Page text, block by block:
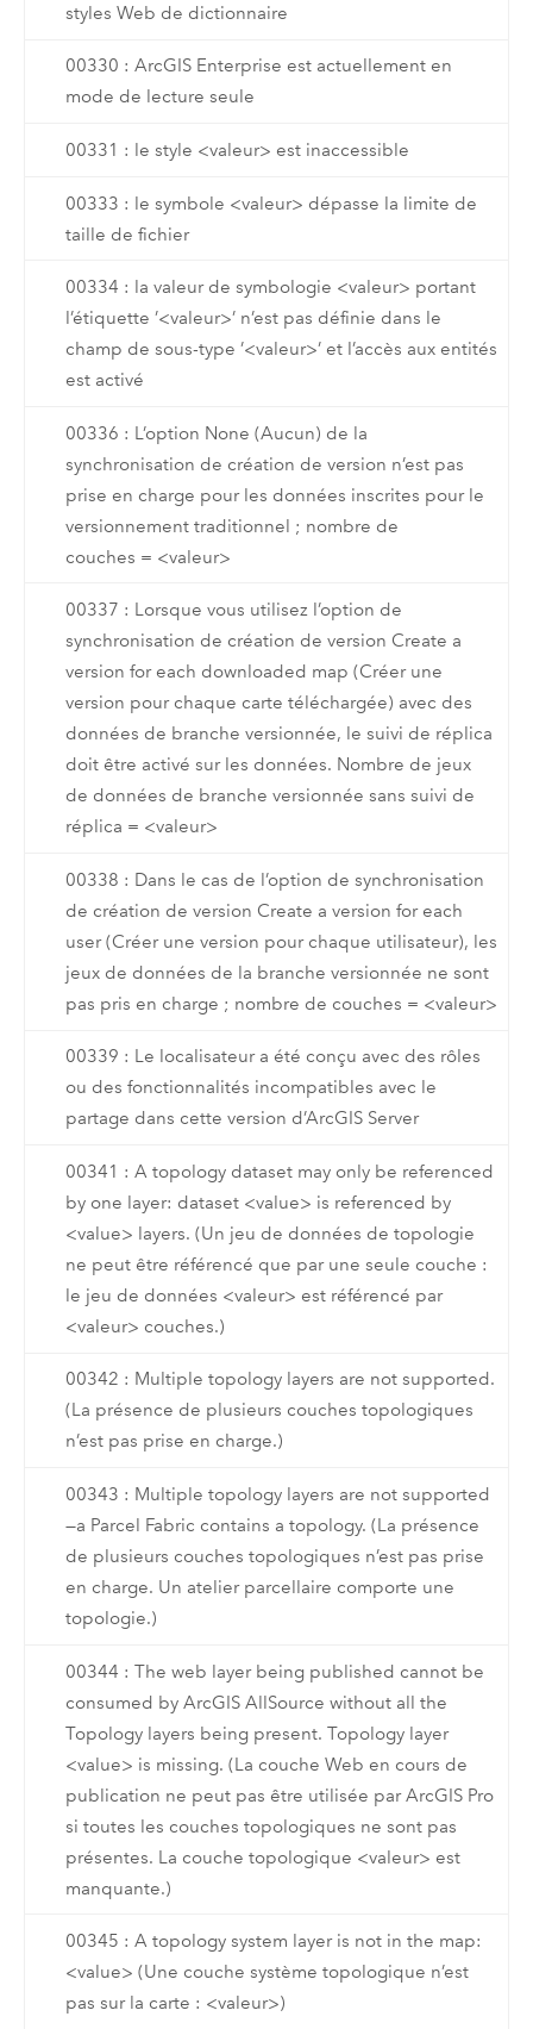
styles Web de dictionnaire
00330 : ArcGIS Enterprise est actuellement en
mode de lecture seule
00331 : le style <valeur> est inaccessible
00333 : le symbole <valeur> dépasse la limite de
taille de fichier
00334 : la valeur de symbologie <valeur> portant
l’étiquette ’<valeur>’ n’est pas définie dans le
champ de sous-type ’<valeur>’ et l’accès aux entités
est activé
00336 : L’option None (Aucun) de la
synchronisation de création de version n’est pas
prise en charge pour les données inscrites pour le
versionnement traditionnel ; nombre de
couches = <valeur>
00337 : Lorsque vous utilisez l’option de
synchronisation de création de version Create a
version for each downloaded map (Créer une
version pour chaque carte téléchargée) avec des
données de branche versionnée, le suivi de réplica
doit être activé sur les données. Nombre de jeux
de données de branche versionnée sans suivi de
réplica = <valeur>
00338 : Dans le cas de l’option de synchronisation
de création de version Create a version for each
user (Créer une version pour chaque utilisateur), les
jeux de données de la branche versionnée ne sont
pas pris en charge ; nombre de couches = <valeur>
00339 : Le localisateur a été conçu avec des rôles
ou des fonctionnalités incompatibles avec le
partage dans cette version d’ArcGIS Server
00341 : A topology dataset may only be referenced
by one layer: dataset <value> is referenced by
<value> layers. (Un jeu de données de topologie
ne peut être référencé que par une seule couche :
le jeu de données <valeur> est référencé par
<valeur> couches.)
00342 : Multiple topology layers are not supported.
(La présence de plusieurs couches topologiques
n’est pas prise en charge.)
00343 : Multiple topology layers are not supported
—a Parcel Fabric contains a topology. (La présence
de plusieurs couches topologiques n’est pas prise
en charge. Un atelier parcellaire comporte une
topologie.)
00344 : The web layer being published cannot be
consumed by ArcGIS AllSource without all the
Topology layers being present. Topology layer
<value> is missing. (La couche Web en cours de
publication ne peut pas être utilisée par ArcGIS Pro
si toutes les couches topologiques ne sont pas
présentes. La couche topologique <valeur> est
manquante.)
00345 : A topology system layer is not in the map:
<value> (Une couche système topologique n’est
pas sur la carte : <valeur>)